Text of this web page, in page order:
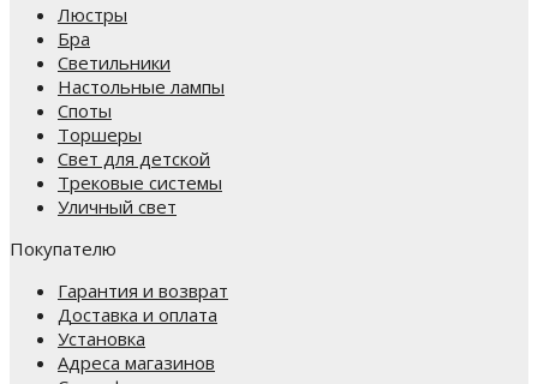
Люстры
Бра
Светильники
Настольные лампы
Споты
Торшеры
Свет для детской
Трековые системы
Уличный свет
Покупателю
Гарантия и возврат
Доставка и оплата
Установка
Адреса магазинов